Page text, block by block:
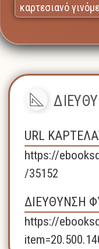
καρτεσιανό
URL
https://
/35152
ΔΙΕΥΘΥΝΣΗ
https://